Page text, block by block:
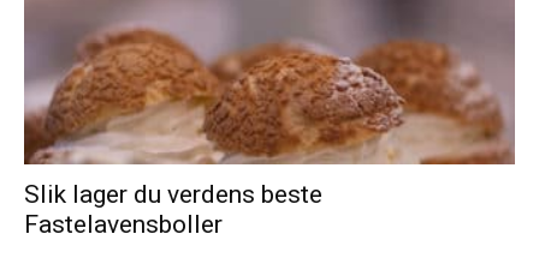
Slik lager du verdens beste
Fastelavensboller